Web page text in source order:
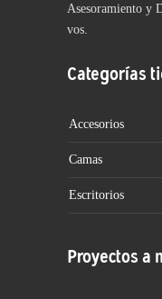
Asesoramiento y
vos.
Categorías
Accesorios
Camas
Escritorios
Proyectos a